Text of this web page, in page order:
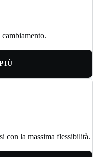
con la massima flessibilità.